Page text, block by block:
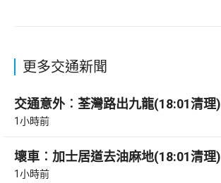
更多交通新聞
交通意外︰荃灣路出九龍(18:01清理)
1小時前
壞車︰加士居道去油麻地(18:01清理)
1小時前